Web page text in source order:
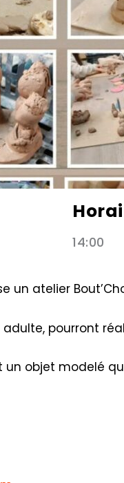
14:00
un atelier
pourront
un objet modelé